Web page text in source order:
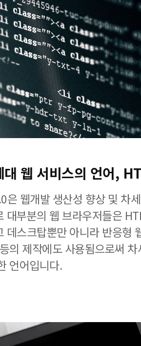
대 웹 서비스의 언어,
은 웹개발 생산성 향상 및 차
대부분의 웹 브라우저들은
데스크탑뿐만 아니라 반응형
의 제작에도 사용됨으로써
언어입니다.